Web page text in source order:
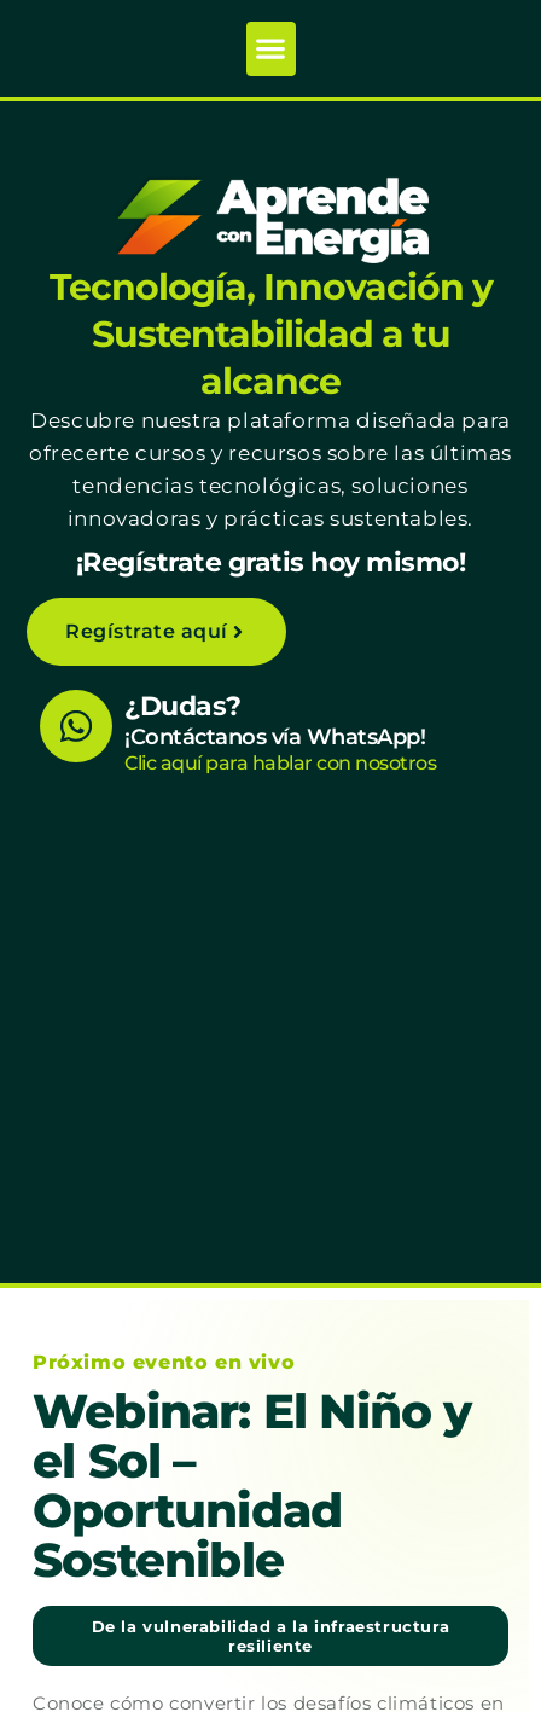
Tecnología, Innovación y
Sustentabilidad a tu
alcance
Descubre nuestra plataforma diseñada para
ofrecerte cursos y recursos sobre las últimas
tendencias tecnológicas, soluciones
innovadoras y prácticas sustentables.
¡Regístrate gratis hoy mismo!
Regístrate aquí
W
h
¿Dudas?
¡Contáctanos vía WhatsApp!
Clic aquí para hablar con nosotros
Próximo evento en vivo
Webinar: El Niño y
el Sol –
Oportunidad
Sostenible
De la vulnerabilidad a la infraestructura
resiliente
Conoce cómo convertir los desafíos climáticos en